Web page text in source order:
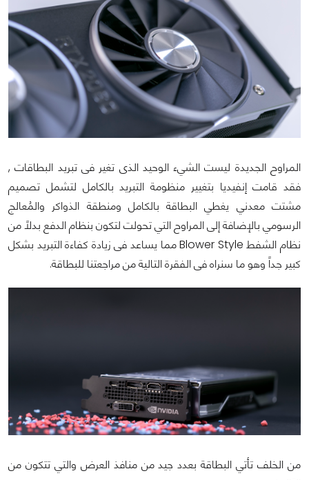
المراوح الجديدة ليست الشيء الوحيد الذى تغير فى تبريد البطاقات ,
فقد قامت إنفيديا بتغيير منظومة التبريد بالكامل لتشمل تصميم
مشتت معدني يغطي البطاقة بالكامل ومنطقة الذواكر والمُعالج
الرسومي بالإضافة إلى المراوح التي تحولت لتكون بنظام الدفع بدلاً من
نظام الشفط Blower Style مما يساعد فى زيادة كفاءة التبريد بشكل
كبير جداً وهو ما سنراه فى الفقرة التالية من مراجعتنا للبطاقة.
من الخلف تأتي البطاقة بعدد جيد من منافذ العرض والتي تتكون من